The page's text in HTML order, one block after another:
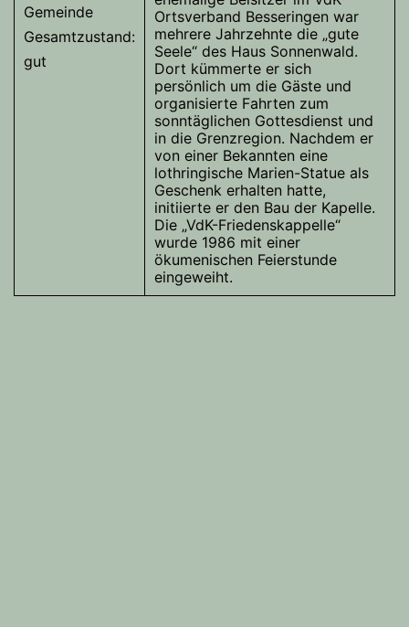
Gemeinde
Gesamtzustand:
gut
Ortsverband Besseringen war
mehrere Jahrzehnte die „gute
Seele“ des Haus Sonnenwald.
Dort kümmerte er sich
persönlich um die Gäste und
organisierte Fahrten zum
sonntäglichen Gottesdienst und
in die Grenzregion. Nachdem er
von einer Bekannten eine
lothringische Marien-Statue als
Geschenk erhalten hatte,
initiierte er den Bau der Kapelle.
Die „VdK-Friedenskappelle“
wurde 1986 mit einer
ökumenischen Feierstunde
eingeweiht.